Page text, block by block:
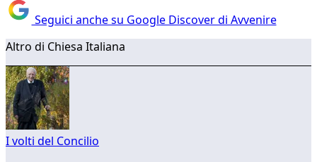
Seguici anche su Google Discover di Avvenire
Altro di Chiesa Italiana
I volti del Concilio